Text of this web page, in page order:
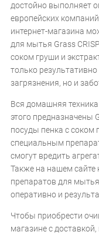
достойно выполняет
европейских
интернет-магазина
для мытья Grass
соком груши и
только
загрязнения, но и
Вся домашняя
этого предназначены
посуды пенка с соком
специальным
смогут вредить
Также на нашем сайте
препаратов для
оперативно и
Чтобы приобрести
магазине с